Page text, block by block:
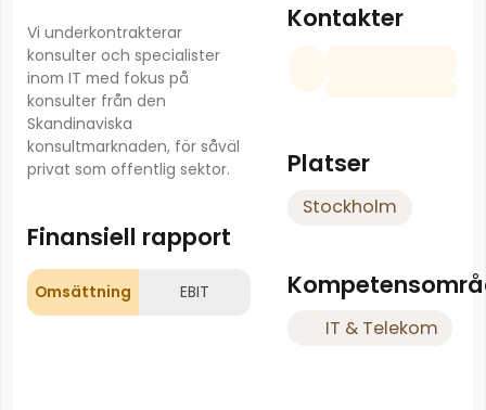
Vi underkontrakterar
konsulter och specialister
inom IT med fokus på
konsulter från den
Skandinaviska
konsultmarknaden, för såväl
privat som offentlig sektor.
Finansiell rapport
Omsättning EBIT
Kontakter
Platser
Stockholm
IT & Telekom